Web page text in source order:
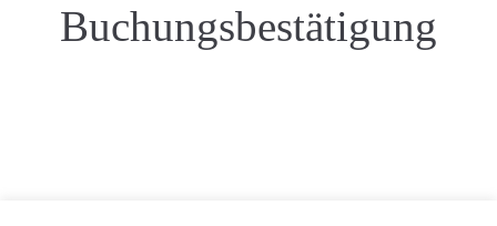
Buchungsbestätigung